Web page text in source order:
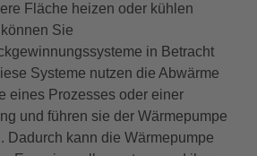
Fläche heizen oder kühlen
Sie
in Betracht
Systeme nutzen die Abwärme
eines Prozesses oder einer
und führen sie der Wärmepumpe
Dadurch kann die Wärmepumpe